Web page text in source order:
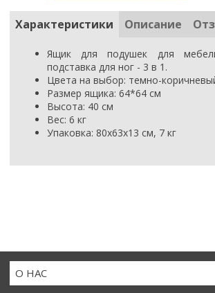
Характеристики Описание
Ящик для подушек для
подставка для ног - 3 в 1.
Цвета на выбор: темно-
Размер ящика: 64*64 см
Высота: 40 см
Вес: 6 кг
Упаковка: 80x63x13 см, 7 кг
О НАС